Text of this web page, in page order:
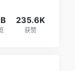
235.6K
获赞